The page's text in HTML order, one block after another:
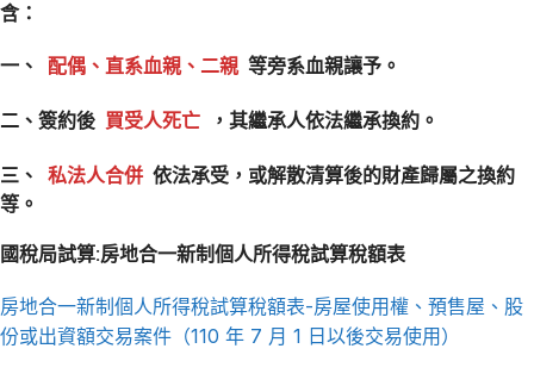
含：
一、 配偶、直系血親、二親 等旁系血親讓予。
二、簽約後 買受人死亡 ，其繼承人依法繼承換約。
三、 私法人合併 依法承受，或解散清算後的財產歸屬之換約
等。
國稅局試算:房地合一新制個人所得稅試算稅額表
房地合一新制個人所得稅試算稅額表-房屋使用權、預售屋、股
份或出資額交易案件（110 年 7 月 1 日以後交易使用）